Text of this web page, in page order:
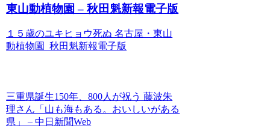
東山動植物園 – 秋田魁新報電子版
１５歳のユキヒョウ死ぬ 名古屋・東山
動植物園 秋田魁新報電子版
三重県誕生150年、800人が祝う 藤波朱
理さん「山も海もある。おいしいがある
県」 – 中日新聞Web